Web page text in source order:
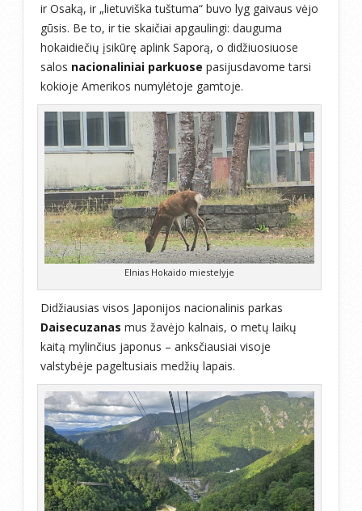
ir Osaką, ir „lietuviška tuštuma“ buvo lyg gaivaus vėjo
gūsis. Be to, ir tie skaičiai apgaulingi: dauguma
hokaidiečių įsikūrę aplink Saporą, o didžiuosiuose
salos nacionaliniai parkuose pasijusdavome tarsi
kokioje Amerikos numylėtoje gamtoje.
Elnias Hokaido miestelyje
Didžiausias visos Japonijos nacionalinis parkas
Daisecuzanas mus žavėjo kalnais, o metų laikų
kaitą mylinčius japonus – anksčiausiai visoje
valstybėje pageltusiais medžių lapais.